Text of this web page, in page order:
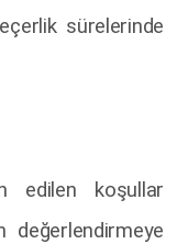
sürelerinde
edilen koşullar
değerlendirmeye